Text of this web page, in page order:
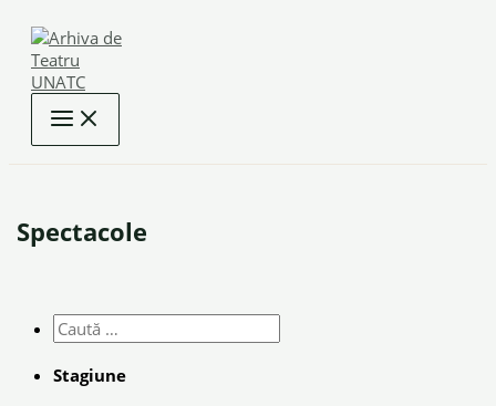
content
Spectacole
Stagiune